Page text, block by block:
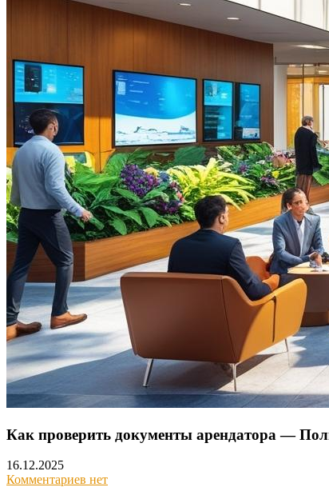
Как проверить документы арендатора —
16.12.2025
Комментариев нет